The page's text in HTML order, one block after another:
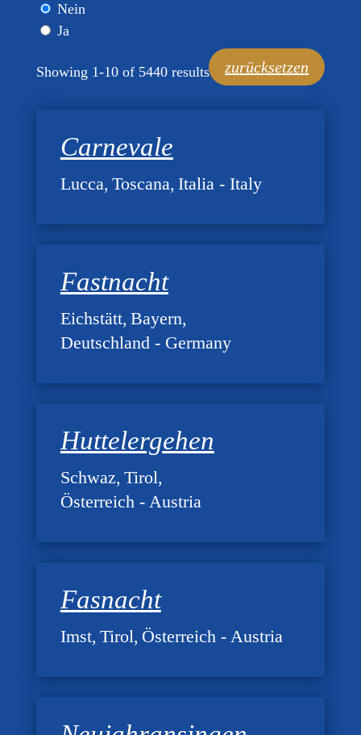
Nein
Ja
zurücksetzen
Carnevale
Lucca Toscana Italia - Italy
Fastnacht
Eichstätt Bayern
Deutschland - Germany
Huttelergehen
Schwaz Tirol
Österreich - Austria
Fasnacht
Imst Tirol Österreich - Austria
Showing 1-10 of 5440 results